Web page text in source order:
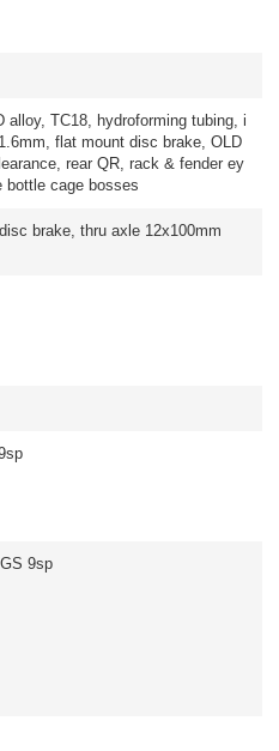
alloy, TC18, hydroforming tubing, i
flat mount disc brake, OLD
rear QR, rack & fender ey
bottle cage bosses
brake, thru axle 12x100mm
9sp